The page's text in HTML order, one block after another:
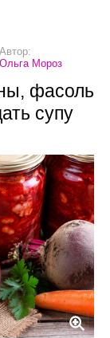
Автор:
Ольга Мороз
фасоль
супу